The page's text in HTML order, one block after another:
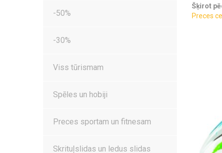
-50%
-30%
Viss tūrismam
Spēles un hobiji
Preces sportam un fitnesam
Skrituļslidas un ledus slidas
Šķirot
Preces